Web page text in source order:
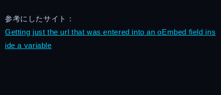
参考にしたサイト：
Getting just the url that was entered into an oEmbed field ins
ide a variable